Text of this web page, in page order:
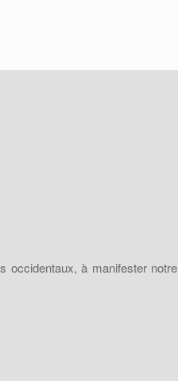
occidentaux, à manifester notre